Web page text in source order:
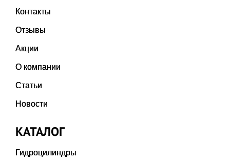
Контакты
Отзывы
Акции
О компании
Статьи
Новости
КАТАЛОГ
Гидроцилиндры